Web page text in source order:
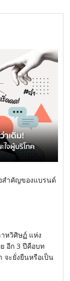
สำคัญของแบรนด์
หวิศิษฏ์ แห่ง
อีก 3 ปีคือบท
จะยั่งยืนหรือเป็น